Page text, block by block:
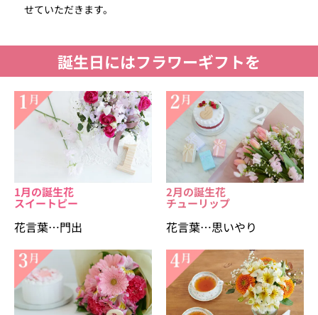
せていただきます。
誕生日にはフラワーギフトを
1月の誕生花
スイートピー
花言葉…門出
2月の誕生花
チューリップ
花言葉…思いやり